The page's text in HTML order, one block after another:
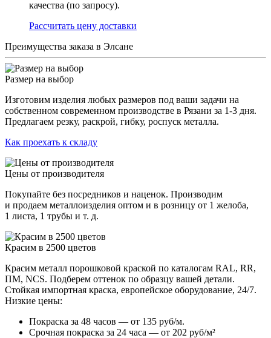
качества (по запросу).
Раcсчитать цену доставки
Преимущества заказа в Элсане
Размер на выбор
Изготовим изделия любых размеров под ваши задачи на
собственном современном производстве в Рязани за 1-3 дня.
Предлагаем резку, раскрой, гибку, роспуск металла.
Как проехать к складу
Цены от производителя
Покупайте без посредников и наценок. Производим
и продаем металлоизделия оптом и в розницу от 1 желоба,
1 листа, 1 трубы и т. д.
Красим в 2500 цветов
Красим металл порошковой краской по каталогам RAL, RR,
ПМ, NCS. Подберем оттенок по образцу вашей детали.
Стойкая импортная краска, европейское оборудование, 24/7.
Низкие цены:
Покраска за 48 часов — от 135 руб/м.
Срочная покраска за 24 часа — от 202 руб/м²